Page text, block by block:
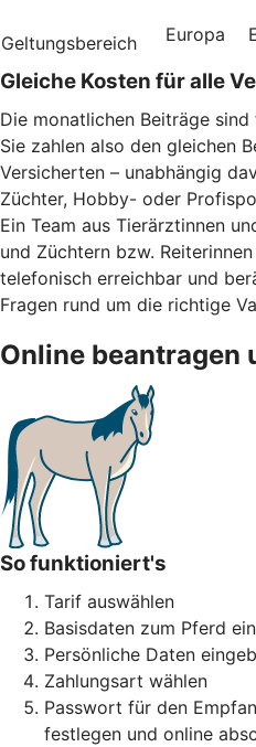
Geltungsbereich Europa
Gleiche Kosten für alle
Die monatlichen Beiträge
Sie zahlen also den gleichen
Versicherten – unabhängig
Züchter, Hobby- oder
Ein Team aus Tierärztinnen
und Züchtern bzw.
telefonisch erreichbar und
Fragen rund um die richtige
Online beantragen
So funktioniert's
Tarif auswählen
Basisdaten zum Pferd
Persönliche Daten
Zahlungsart wählen
Passwort für den
festlegen und online